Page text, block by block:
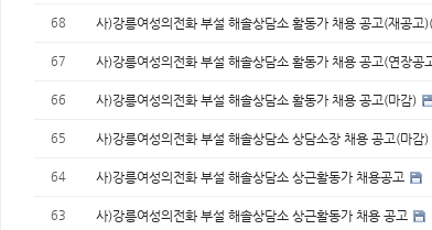
68 사)강릉여성의전화 부설 해솔상담소 활동가 채용 공고(재공고
67 사)강릉여성의전화 부설 해솔상담소 활동가 채용 공고(연장공
66 사)강릉여성의전화 부설 해솔상담소 활동가 채용 공고(마감)
65 사)강릉여성의전화 부설 해솔상담소 상담소장 채용 공고(마감)
64 사)강릉여성의전화 부설 해솔상담소 상근활동가 채용공고
63 사)강릉여성의전화 부설 해솔상담소 상근활동가 채용 공고